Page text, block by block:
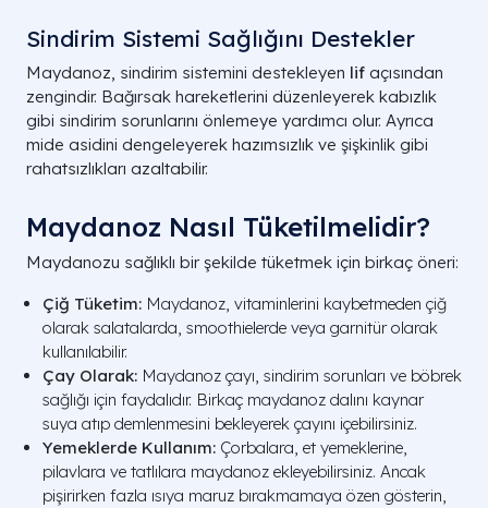
Sindirim Sistemi Sağlığını Destekler
Maydanoz, sindirim sistemini destekleyen lif açısından
zengindir. Bağırsak hareketlerini düzenleyerek kabızlık
gibi sindirim sorunlarını önlemeye yardımcı olur. Ayrıca
mide asidini dengeleyerek hazımsızlık ve şişkinlik gibi
rahatsızlıkları azaltabilir.
Maydanoz Nasıl Tüketilmelidir?
Maydanozu sağlıklı bir şekilde tüketmek için birkaç öneri:
Çiğ Tüketim: Maydanoz, vitaminlerini kaybetmeden çiğ
olarak salatalarda, smoothielerde veya garnitür olarak
kullanılabilir.
Çay Olarak: Maydanoz çayı, sindirim sorunları ve böbrek
sağlığı için faydalıdır. Birkaç maydanoz dalını kaynar
suya atıp demlenmesini bekleyerek çayını içebilirsiniz.
Yemeklerde Kullanım: Çorbalara, et yemeklerine,
pilavlara ve tatlılara maydanoz ekleyebilirsiniz. Ancak
pişirirken fazla ısıya maruz bırakmamaya özen gösterin,